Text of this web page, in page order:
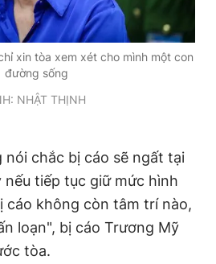
xin tòa xem xét cho mình một con
đường sống
NHẬT THỊNH
nói chắc bị cáo sẽ ngất tại
tiếp tục giữ mức hình
cáo không còn tâm trí nào,
loạn", bị cáo Trương Mỹ
tòa.